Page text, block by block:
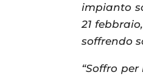
impianto
21
soffrendo
“Soffro